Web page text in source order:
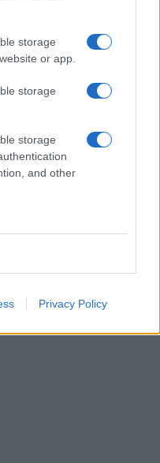
storage
or app.
storage
storage
and other
Privacy Policy